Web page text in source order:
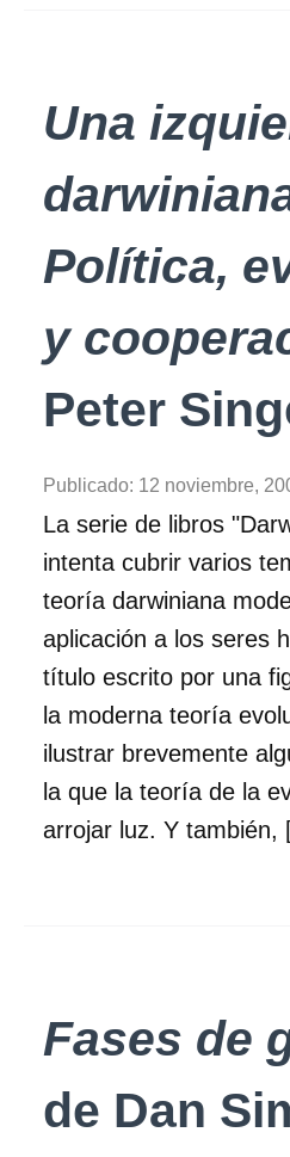
Una
Política,
y
Peter
Publicado: 12 noviembre,
La serie de libros
intenta cubrir varios
teoría darwiniana
aplicación a los seres
título escrito por una
la moderna teoría
ilustrar brevemente
la que la teoría de la
arrojar luz. Y
Fases de
de Dan